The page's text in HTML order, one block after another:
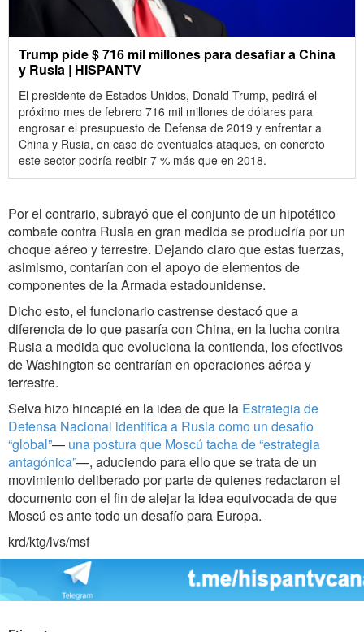
Trump pide $ 716 mil millones para desafiar a China
y Rusia | HISPANTV
El presidente de Estados Unidos, Donald Trump, pedirá el
próximo mes de febrero 716 mil millones de dólares para
engrosar el presupuesto de Defensa de 2019 y enfrentar a
China y Rusia, en caso de eventuales ataques, en concreto
este sector podría recibir 7 % más que en 2018.
Por el contrario, subrayó que el conjunto de un hipotético
combate contra Rusia en gran medida se produciría por un
choque aéreo y terrestre. Dejando claro que estas fuerzas,
asimismo, contarían con el apoyo de elementos de
componentes de la Armada estadounidense.
Dicho esto, el funcionario castrense destacó que a
diferencia de lo que pasaría con China, en la lucha contra
Rusia a medida que evoluciona la contienda, los efectivos
de Washington se centrarían en operaciones aérea y
terrestre.
Selva hizo hincapié en la idea de que la Estrategia de
Defensa Nacional identifica a Rusia como un desafío
“global”— una postura que Moscú tacha de “estrategia
antagónica”—, aduciendo para ello que se trata de un
movimiento deliberado por parte de quienes redactaron el
documento con el fin de alejar la idea equivocada de que
Moscú es ante todo un desafío para Europa.
krd/ktg/lvs/msf